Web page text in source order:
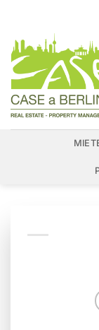
springen